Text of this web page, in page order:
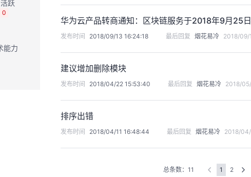
0
华为云产品转商通知：区块链服务于2018年9月25
发布时间 2018/09/13 16:24:18 最后回复 烟花易冷 2018/09/
建议增加删除模块
发布时间 2018/04/22 15:53:40 最后回复 烟花易冷 2018/
排序出错
发布时间 2018/04/11 16:48:44 最后回复 烟花易冷 2018/
总条数：11 1 2